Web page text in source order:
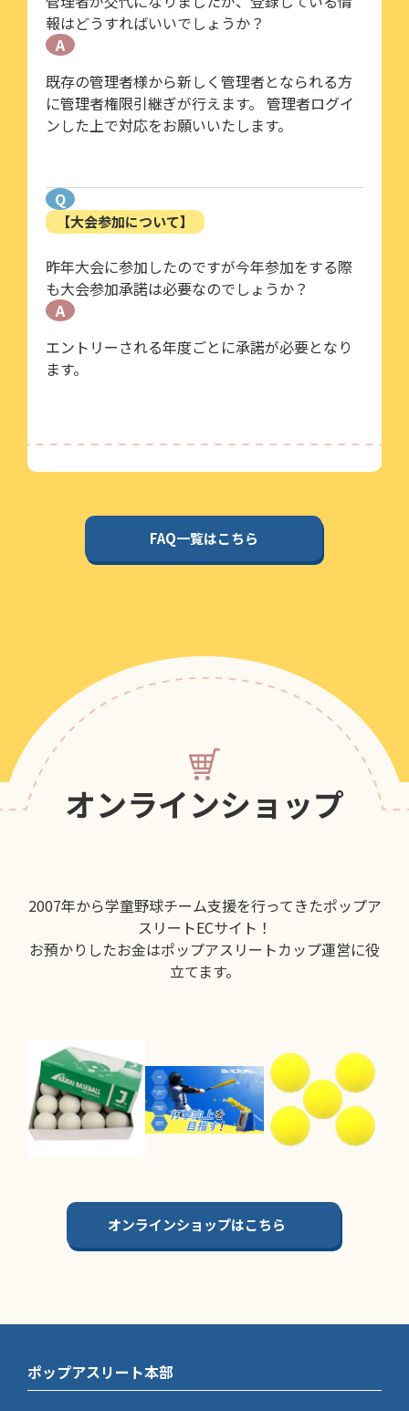
報はどうすればいいでしょうか？
A
既存の管理者様から新しく管理者となられる方
に管理者権限引継ぎが行えます。 管理者ログイ
ンした上で対応をお願いいたします。
Q
【大会参加について】
昨年大会に参加したのですが今年参加をする際
も大会参加承諾は必要なのでしょうか？
A
エントリーされる年度ごとに承諾が必要となり
ます。
FAQ一覧はこちら
オンラインショップ
2007年から学童野球チーム支援を行ってきたポップア
スリートECサイト！
お預かりしたお金はポップアスリートカップ運営に役
立てます。
オンラインショップはこちら
ポップアスリート本部